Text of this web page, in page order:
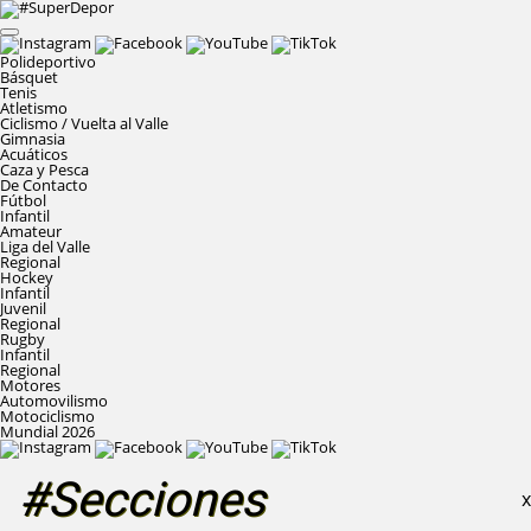
Polideportivo
Básquet
Tenis
Atletismo
Ciclismo / Vuelta al Valle
Gimnasia
Acuáticos
Caza y Pesca
De Contacto
Fútbol
Infantil
Amateur
Liga del Valle
Regional
Hockey
Infantil
Juvenil
Regional
Rugby
Infantil
Regional
Motores
Automovilismo
Motociclismo
Mundial 2026
#Secciones X